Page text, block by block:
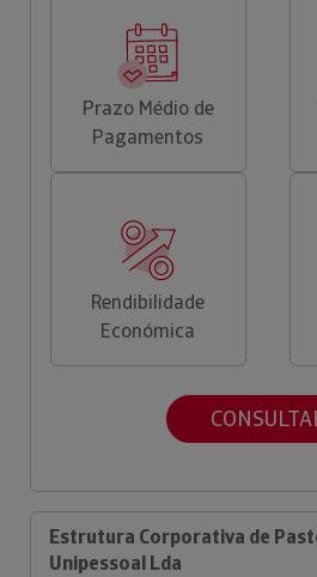
Prazo Médio de
Pagamentos
Rendibilidade
Económica
Estrutura Corporativa de
Unipessoal Lda